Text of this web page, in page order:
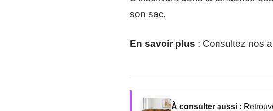
son sac.
En savoir plus : Consultez nos
À consulter aussi :